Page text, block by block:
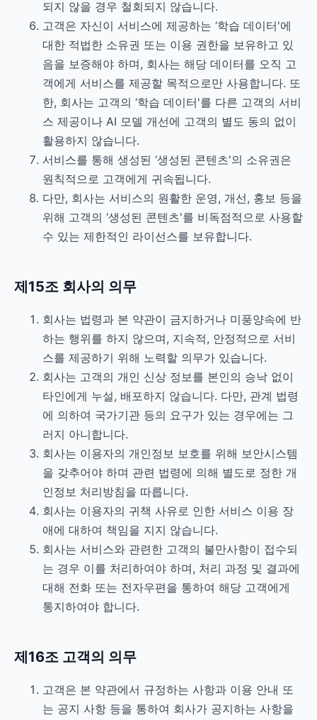
되지 않을 경우 철회되지 않습니다.
고객은 자신이 서비스에 제공하는 ‘학습 데이터'에
대한 적법한 소유권 또는 이용 권한을 보유하고 있
음을 보증해야 하며, 회사는 해당 데이터를 오직 고
객에게 서비스를 제공할 목적으로만 사용합니다. 또
한, 회사는 고객의 ‘학습 데이터'를 다른 고객의 서비
스 제공이나 AI 모델 개선에 고객의 별도 동의 없이
활용하지 않습니다.
서비스를 통해 생성된 ‘생성된 콘텐츠'의 소유권은
원칙적으로 고객에게 귀속됩니다.
다만, 회사는 서비스의 원활한 운영, 개선, 홍보 등을
위해 고객의 ‘생성된 콘텐츠'를 비독점적으로 사용할
수 있는 제한적인 라이선스를 보유합니다.
제15조 회사의 의무
회사는 법령과 본 약관이 금지하거나 미풍양속에 반
하는 행위를 하지 않으며, 지속적, 안정적으로 서비
스를 제공하기 위해 노력할 의무가 있습니다.
회사는 고객의 개인 신상 정보를 본인의 승낙 없이
타인에게 누설, 배포하지 않습니다. 다만, 관계 법령
에 의하여 국가기관 등의 요구가 있는 경우에는 그
러지 아니합니다.
회사는 이용자의 개인정보 보호를 위해 보안시스템
을 갖추어야 하며 관련 법령에 의해 별도로 정한 개
인정보 처리방침을 따릅니다.
회사는 이용자의 귀책 사유로 인한 서비스 이용 장
애에 대하여 책임을 지지 않습니다.
회사는 서비스와 관련한 고객의 불만사항이 접수되
는 경우 이를 처리하여야 하며, 처리 과정 및 결과에
대해 전화 또는 전자우편을 통하여 해당 고객에게
통지하여야 합니다.
제16조 고객의 의무
고객은 본 약관에서 규정하는 사항과 이용 안내 또
는 공지 사항 등을 통하여 회사가 공지하는 사항을